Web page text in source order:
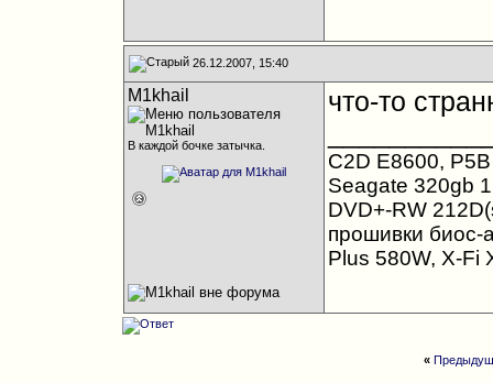
26.12.2007, 15:40
M1khail
В каждой бочке затычка.
что-то
C2D E8600,
Seagate 320gb
DVD+-RW
прошивки биос-
Plus 580W, X-Fi
«